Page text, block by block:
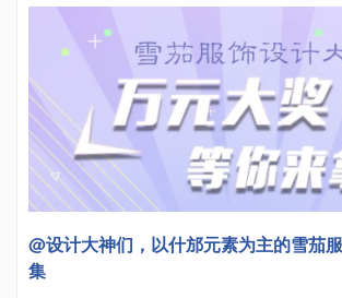
@设计大神们，以什邡元素为主的雪茄
集